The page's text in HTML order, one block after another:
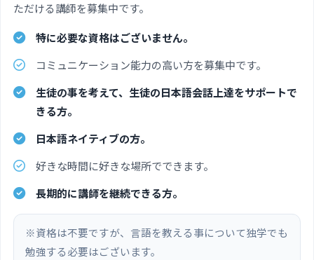
ただける講師を募集中です。
特に必要な資格はございません。
コミュニケーション能力の高い方を募集中です。
生徒の事を考えて、生徒の日本語会話上達をサポートで
きる方。
日本語ネイティブの方。
好きな時間に好きな場所でできます。
長期的に講師を継続できる方。
※資格は不要ですが、言語を教える事について独学でも
勉強する必要はございます。